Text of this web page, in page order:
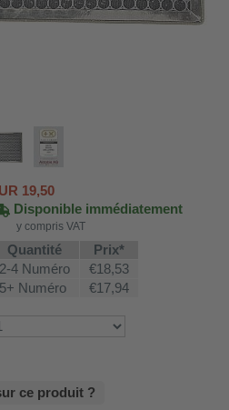
19,50
Disponible immédiatement
y compris VAT
Quantité
Prix*
2-4 Numéro
€18,53
5+ Numéro
€17,94
ce produit ?